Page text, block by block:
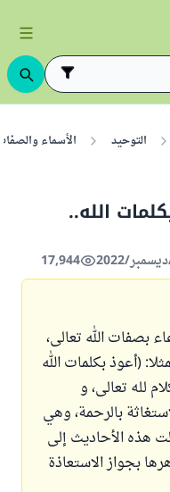
التوحيد الأسماء
الله..
17,944
بصفات الله تعالى،
(أعوذ بكلمات الله
لله تعالى، و
بالرحمة، وهي
هذه الأحاديث إلى
بجواز الاستعاذة